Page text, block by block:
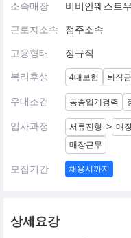
소속매장 비비안웨스트
근로자소속 점주소속
고용형태 정규직
복리후생 4대보험 퇴직금
우대조건 동종업계경력
입사과정 서류전형 > 매
매장근무
모집기간 채용시까지
상세요강